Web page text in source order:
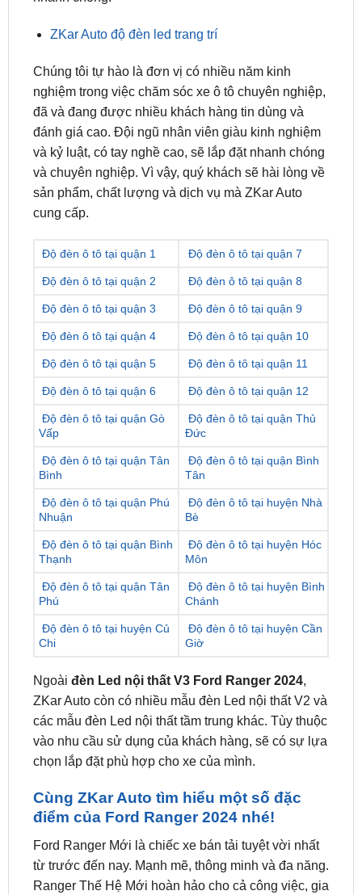
Chúng tôi tự hào là đơn vị có nhiều năm kinh
đã và đang được nhiều khách hàng tin dùng và
đánh giá cao. Đội ngũ nhân viên giàu kinh nghiệm
và kỷ luật, có tay nghề cao, sẽ lắp đặt nhanh chóng
và chuyên nghiệp. Vì vậy, quý khách sẽ hài lòng về
sản phẩm, chất lượng và dịch vụ mà ZKar Auto
cung cấp.
Độ đèn ô tô tại quận 1
Vấp
Đức
Độ đèn ô tô tại quận Tân
Bình
Độ đèn ô tô tại quận Bình
Tân
Độ đèn ô tô tại quận Phú
Nhuận
Độ đèn ô tô tại huyện Nhà
Bè
Độ đèn ô tô tại quận Bình
Thạnh
Độ đèn ô tô tại huyện Hóc
Môn
Độ đèn ô tô tại quận Tân
Phú
Độ đèn ô tô tại huyện Bình
Chánh
Độ đèn ô tô tại huyện Củ
Chi
Độ đèn ô tô tại huyện Cần
Giờ
Ngoài đèn Led nội thất V3 Ford Ranger 2024
các mẫu đèn Led nội thất tầm trung khác. Tùy thuộc
vào nhu cầu sử dụng của khách hàng, sẽ có sự lựa
chọn lắp đặt phù hợp cho xe của mình.
Cùng ZKar Auto tìm hiểu một số đặc
Ford Ranger Mới là chiếc xe bán tải tuyệt vời nhất
từ trước đến nay. Mạnh mẽ, thông minh và đa năng.
Ranger Thế Hệ Mới hoàn hảo cho cả công việc, gia
đình hay tận hưởng cuộc sống. Bởi chiếc xe được
trang bị những tính năng và công nghệ tiên tiến